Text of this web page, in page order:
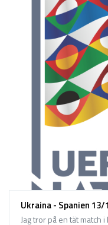
Ukraina - Spanien
Jag tror på en tät match